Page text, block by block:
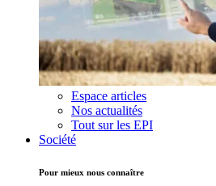
Espace articles
Nos actualités
Tout sur les EPI
Société
Pour mieux nous connaître